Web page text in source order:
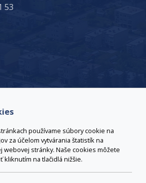
používame súbory cookie na
za účelom vytvárania štatistík na
webovej stránky. Naše cookies môžete
na tlačidlá nižšie.
53
45 678 71 53, msu@ziar.sk,
s.r.o., mayabella s.r.o., Všetky práva
vyhradené.